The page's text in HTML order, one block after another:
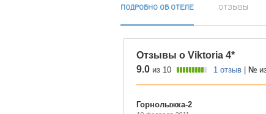
ПОДРОБНО ОБ ОТЕЛЕ ОТЗЫВЫ